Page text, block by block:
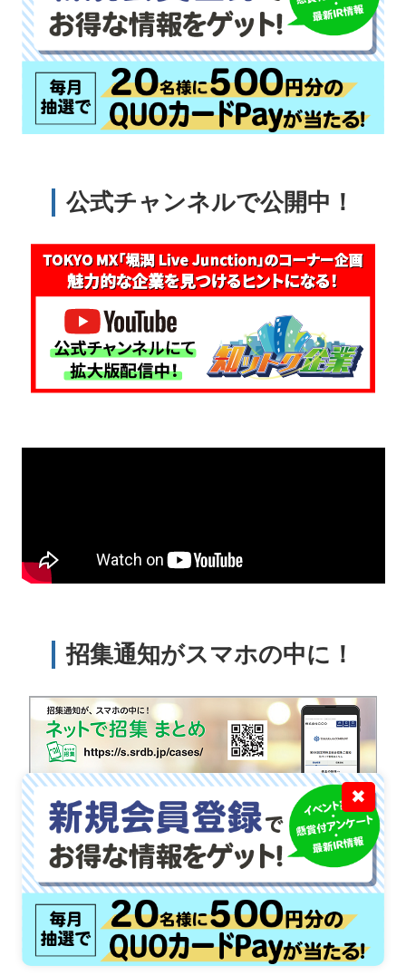
公式チャンネルで公開中！
招集通知がスマホの中に！
コラム著者
✖